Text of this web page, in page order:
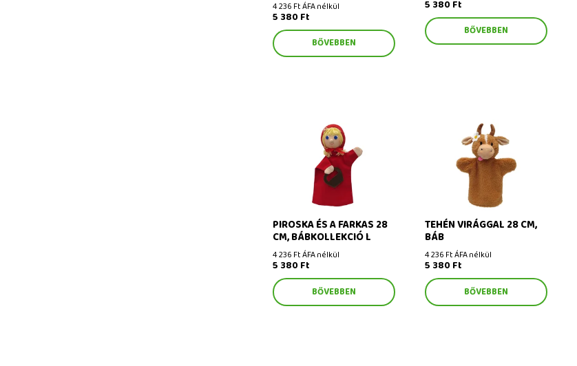
4 236 Ft ÁFA nélkül
5 380 Ft
BŐVEBBEN
5 380 Ft
BŐVEBBEN
Piroska és a farkas 28 cm,
bábkollekció L
PIROSKA ÉS A FARKAS 28
CM, BÁBKOLLEKCIÓ L
4 236 Ft ÁFA nélkül
5 380 Ft
BŐVEBBEN
Tehén virággal 28 cm, báb
TEHÉN VIRÁGGAL 28 CM,
BÁB
4 236 Ft ÁFA nélkül
5 380 Ft
BŐVEBBEN